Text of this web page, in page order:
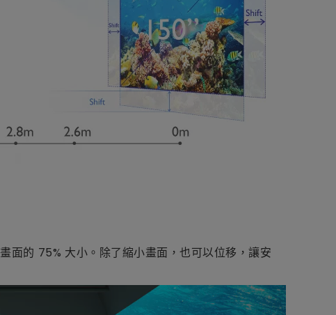
面的 75% 大小。除了縮小畫面，也可以位移，讓安